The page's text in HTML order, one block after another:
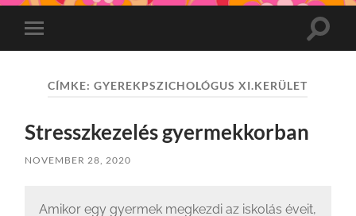
Toggle
mobile
Toggle
CÍMKE:GYEREKPSZICHOLÓGUS XI.KERÜLET
Stresszkezelés gyermekkorban
NOVEMBER 28, 2020
Amikor egy gyermek megkezdi az iskolás éveit,